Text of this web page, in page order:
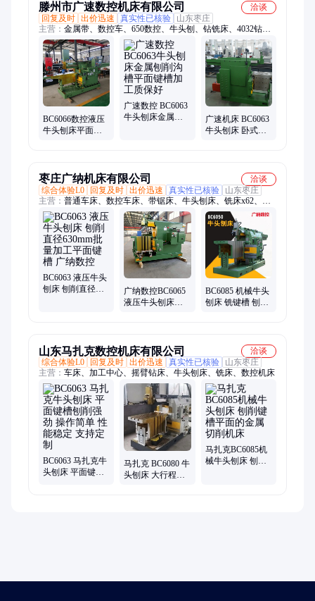
滕州市广速数控机床有限公司
洽谈
回复及时 出价迅速 真实性已核验
山东枣庄
主营： 金属带、数控车、650数控、牛头刨、钻铣床、4032钻
床、16把刀库、数控铣床、台式钻床、卧式车床、成捆钢筋、普
通车床、丝杆圆盘、炮塔铣床、立式铣床、主轴单元、摇臂钻
床、圆盘刀库、液压金属、齿轮传动、功率强劲、卧式铣床、刀
库数控、剪刀锯床、卧式镗床
BC6066数控液压
牛头刨床平面键
广速数控 BC6063
牛头刨床金属刨
广速机床 BC6063
牛头刨床 卧式刨
枣庄广纳机床有限公司
洽谈
综合体验L0
回复及时 出价迅速 真实性已核验
山东枣庄
主营： 普通车床、数控车床、带锯床、牛头刨床、铣床x62、摇
臂钻床、双立柱、摇臂钻、第四轴、数控车、钻铣床、炮塔铣
床、锯床钢筋、马鞍车床、国标铣床、数控钻床、钻床西菱、中
心刀库、广纳车床、加工中心、锯床
BC6063 液压牛头
刨床 刨削直径
广纳数控BC6065
液压牛头刨床可
BC6085 机械牛头
刨床 铣键槽 刨销
山东马扎克数控机床有限公司
洽谈
综合体验L0
回复及时 出价迅速 真实性已核验
山东枣庄
主营： 车床、加工中心、摇臂钻床、牛头刨床、铣床、数控机床
BC6063 马扎克牛
头刨床 平面键槽
马扎克 BC6080 牛
头刨床 大行程强
马扎克BC6085机
械牛头刨床 刨削